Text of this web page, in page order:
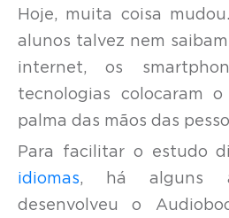
Hoje, muita coisa
alunos talvez nem
internet, os
tecnologias colocaram
palma das mãos das
Para facilitar o estudo
idiomas, há alguns
desenvolveu o